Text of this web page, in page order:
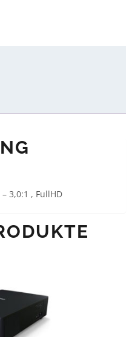
3,0:1 , FullHD